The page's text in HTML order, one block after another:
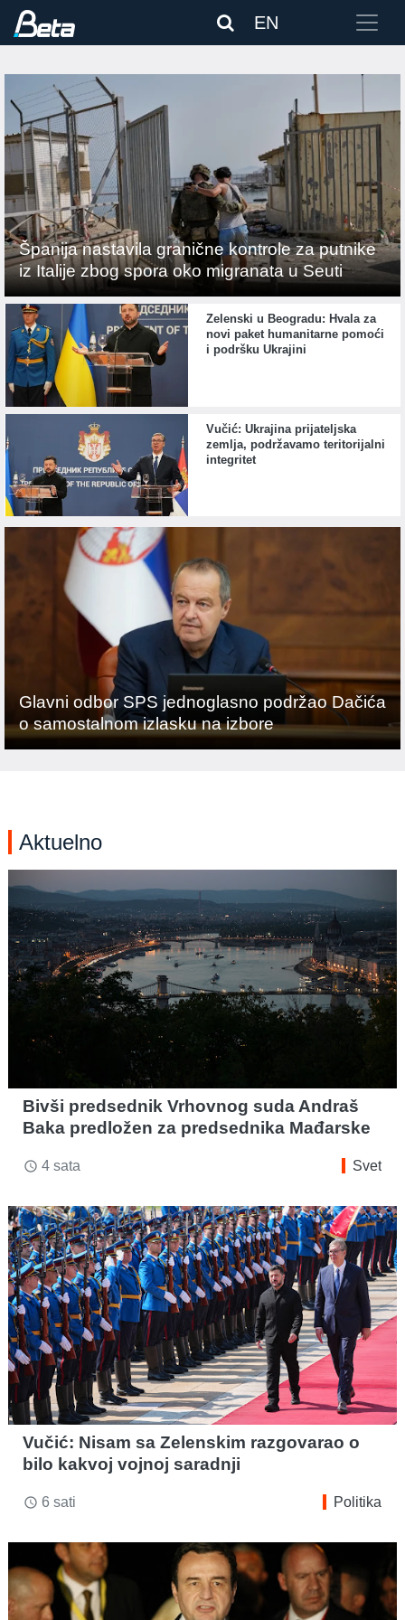
EN
Španija nastavila granične kontrole za putnike
iz Italije zbog spora oko migranata u Seuti
Zelenski u Beogradu: Hvala za
novi paket humanitarne pomoći
i podršku Ukrajini
Vučić: Ukrajina prijateljska
zemlja, podržavamo teritorijalni
integritet
Glavni odbor SPS jednoglasno podržao Dačića
o samostalnom izlasku na izbore
Aktuelno
Bivši predsednik Vrhovnog suda Andraš
Baka predložen za predsednika Mađarske
access_time 4 sata Svet
Vučić: Nisam sa Zelenskim razgovarao o
bilo kakvoj vojnoj saradnji
access_time 6 sati Politika